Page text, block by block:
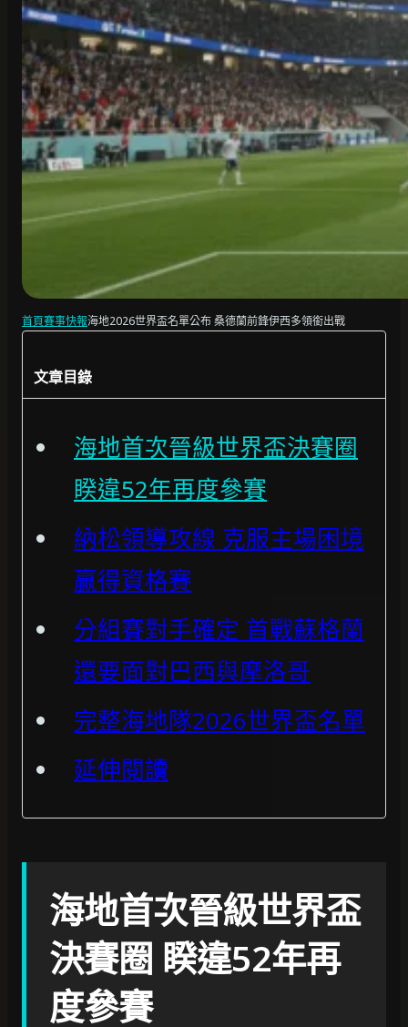
首頁賽事快報海地2026世界盃名單公布 桑德蘭前鋒伊西多領銜出戰
文章目錄
海地首次晉級世界盃決賽圈
睽違52年再度參賽
納松領導攻線 克服主場困境
贏得資格賽
分組賽對手確定 首戰蘇格蘭
還要面對巴西與摩洛哥
完整海地隊2026世界盃名單
延伸閱讀
海地首次晉級世界盃
決賽圈 睽違52年再
度參賽